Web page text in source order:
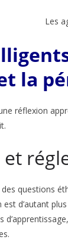
la
réflexion
des questions
d’autant